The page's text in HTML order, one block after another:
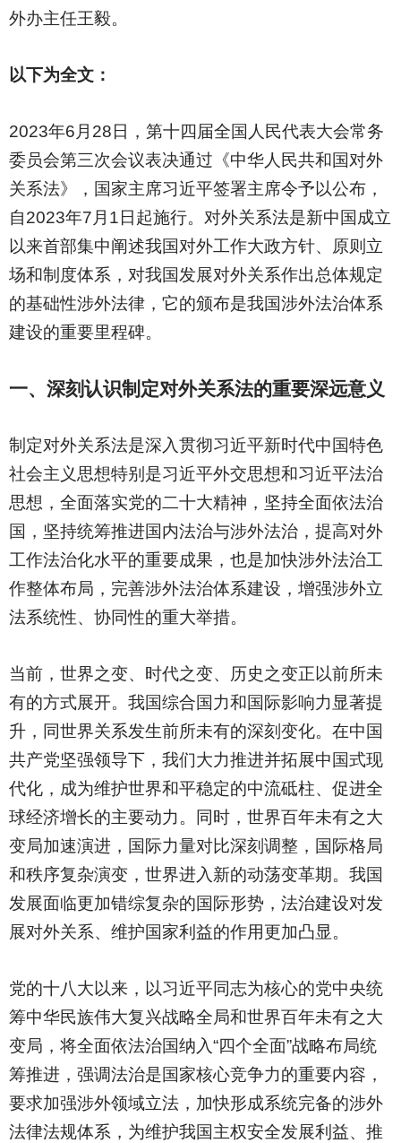
外办主任王毅。
以下为全文：
2023年6月28日，第十四届全国人民代表大会常务
委员会第三次会议表决通过《中华人民共和国对外
关系法》，国家主席习近平签署主席令予以公布，
自2023年7月1日起施行。对外关系法是新中国成立
以来首部集中阐述我国对外工作大政方针、原则立
场和制度体系，对我国发展对外关系作出总体规定
的基础性涉外法律，它的颁布是我国涉外法治体系
建设的重要里程碑。
一、深刻认识制定对外关系法的重要深远意义
制定对外关系法是深入贯彻习近平新时代中国特色
社会主义思想特别是习近平外交思想和习近平法治
思想，全面落实党的二十大精神，坚持全面依法治
国，坚持统筹推进国内法治与涉外法治，提高对外
工作法治化水平的重要成果，也是加快涉外法治工
作整体布局，完善涉外法治体系建设，增强涉外立
法系统性、协同性的重大举措。
当前，世界之变、时代之变、历史之变正以前所未
有的方式展开。我国综合国力和国际影响力显著提
升，同世界关系发生前所未有的深刻变化。在中国
共产党坚强领导下，我们大力推进并拓展中国式现
代化，成为维护世界和平稳定的中流砥柱、促进全
球经济增长的主要动力。同时，世界百年未有之大
变局加速演进，国际力量对比深刻调整，国际格局
和秩序复杂演变，世界进入新的动荡变革期。我国
发展面临更加错综复杂的国际形势，法治建设对发
展对外关系、维护国家利益的作用更加凸显。
党的十八大以来，以习近平同志为核心的党中央统
筹中华民族伟大复兴战略全局和世界百年未有之大
变局，将全面依法治国纳入“四个全面”战略布局统
筹推进，强调法治是国家核心竞争力的重要内容，
要求加强涉外领域立法，加快形成系统完备的涉外
法律法规体系，为维护我国主权安全发展利益、推